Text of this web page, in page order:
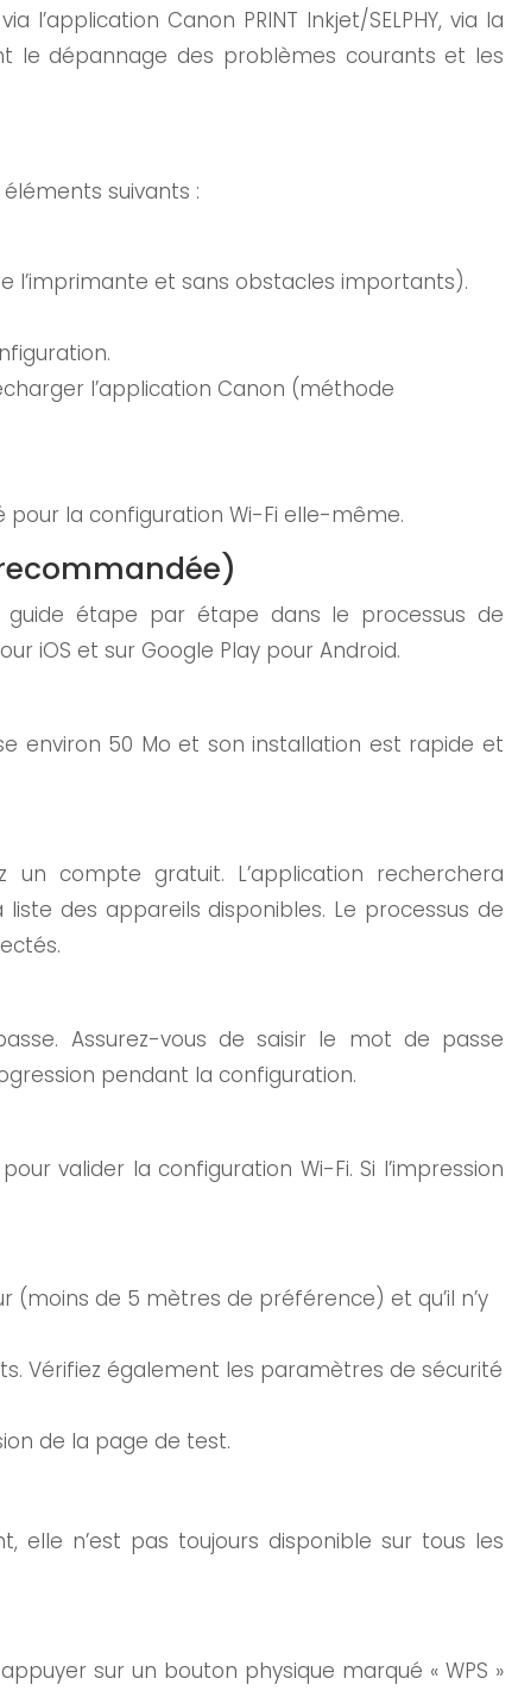
Canon PRINT Inkjet/SELPHY, via la
le dépannage des problèmes courants et les
suivants :
l’imprimante et sans obstacles importants).
l’application Canon (méthode
pour la configuration Wi-Fi elle-même.
guide étape par étape dans le processus de
iOS et sur Google Play pour Android.
environ 50 Mo et son installation est rapide et
compte gratuit. L’application recherchera
des appareils disponibles. Le processus de
Assurez-vous de saisir le mot de passe
pendant la configuration.
valider la configuration Wi-Fi. Si l’impression
(moins de 5 mètres de préférence) et qu’il n’y
Vérifiez également les paramètres de sécurité
de la page de test.
elle n’est pas toujours disponible sur tous les
sur un bouton physique marqué « WPS »